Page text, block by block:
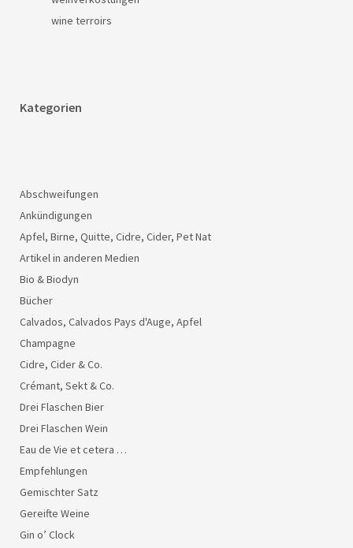
wine terroirs
Kategorien
Abschweifungen
Ankündigungen
Apfel, Birne, Quitte, Cidre, Cider, Pet Nat
Artikel in anderen Medien
Bio & Biodyn
Bücher
Calvados, Calvados Pays d'Auge, Apfel
Champagne
Cidre, Cider & Co.
Crémant, Sekt & Co.
Drei Flaschen Bier
Drei Flaschen Wein
Eau de Vie et cetera …
Empfehlungen
Gemischter Satz
Gereifte Weine
Gin o’ Clock